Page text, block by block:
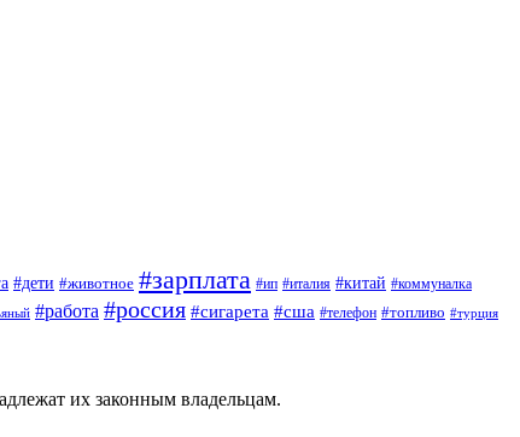
#дети #животное #зарплата #ип #италия #китай #коммуналка
#работа #россия #сигарета #сша #телефон #топливо #турция
их законным владельцам.